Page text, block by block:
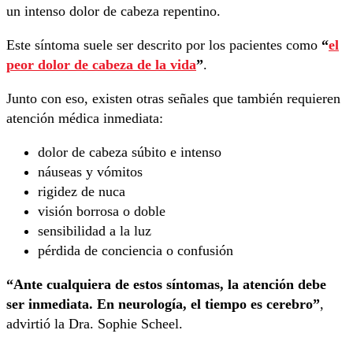
un intenso dolor de cabeza repentino.
Este síntoma suele ser descrito por los pacientes como “el
peor dolor de cabeza de la vida”.
Junto con eso, existen otras señales que también requieren
atención médica inmediata:
dolor de cabeza súbito e intenso
náuseas y vómitos
rigidez de nuca
visión borrosa o doble
sensibilidad a la luz
pérdida de conciencia o confusión
“Ante cualquiera de estos síntomas, la atención debe
ser inmediata. En neurología, el tiempo es cerebro”,
advirtió la Dra. Sophie Scheel.